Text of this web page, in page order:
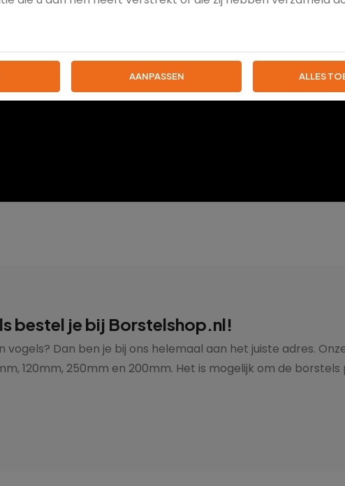
bestel je bij Borstelshop.nl!
Dan ben je bij ons helemaal aan het juiste adres.
120mm, 250mm en 200mm. Het is mogelijk om de
AANPASSEN ALLES